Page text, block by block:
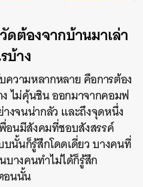
ดต้องจากบ้านมาเล่า
บ้าง
วามหลากหลาย คือการต้อง
ไม่คุ้นชิน ออกมาจากคอมฟ
งจนน่ากลัว และถึงจุดหนึ่ง
พื่อนมีสังคมที่ชอบสังสรรค์
บนั้นก็รู้สึกโดดเดี่ยว บางคนที่
างคนทำไม่ได้ก็รู้สึก
อนนั้น